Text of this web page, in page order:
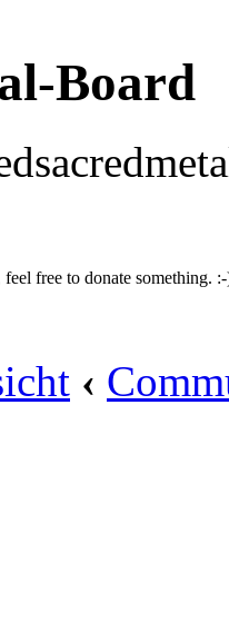
Board
free to donate something.
‹